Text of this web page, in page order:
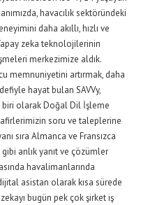
havacılık sektöründeki
daha akıllı, hızlı ve
zeka teknolojilerinin
merkezimize aldık.
memnuniyetini artırmak, daha
hayat bulan SAVVy,
biri olarak Doğal Dil İşleme
soru ve taleplerine
sıra Almanca ve Fransızca
anlık yanıt ve çözümler
havalimanlarında
asistan olarak kısa sürede
bugün pek çok şirket iş